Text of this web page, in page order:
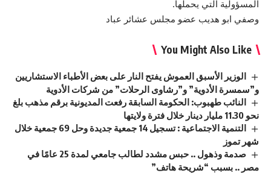
المسؤولية التي يحملها.
وصفي ابو هديب عضو مجلس عشائر عباد
You Might Also Like
الوزير الأسبق العموش يفتح النار على بعض الأطباء الاستشاريين
و”سمسرة الأدوية” و”رشاوى الرحلات” من شركات الأدوية
النائب طهبوب: الحكومة السابقة رفعت المديونية برقم مذهب بلغ
نحو 11.30 مليار دينار خلال فترة ولايتها
التنمية الاجتماعية : تسجيل 14 جمعية جديدة وحل 69 جمعية خلال
شهر تموز
صدمة وذهول .. حبس مشدد لطالب جامعي لمدة 25 عامًا في
مصر .. بسبب “شريحة هاتف”